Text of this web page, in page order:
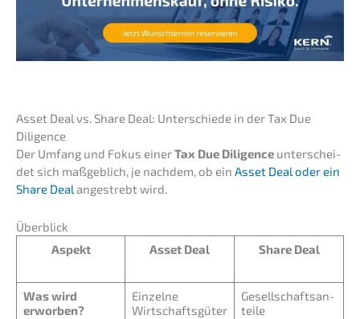
Asset Deal vs. Share Deal: Unter­schie­de in der Tax Due
Diligence
Der Umfang und Fokus einerTax Due Diligence unter­schei­
det sich maßgeb­lich, je nachdem, ob ein Asset Deal oder ein
Share Deal angestrebt wird.
Überblick
Aspekt
Asset Deal Share Deal
Was wird
erworben?
Einzel­ne
Wirtschaftsgüter
Gesell­schafts­an­
tei­le